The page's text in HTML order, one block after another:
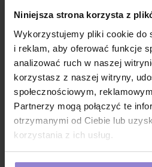
Niniejsza strona korzysta z
Wykorzystujemy pliki cookie do
i reklam, aby oferować funkcje
analizować ruch w naszej
korzystasz z naszej witryny,
społecznościowym,
Partnerzy mogą połączyć te
otrzymanymi od Ciebie lub
korzystania z ich usług.
Fartuch medyczny M
niesterylny niebieski z